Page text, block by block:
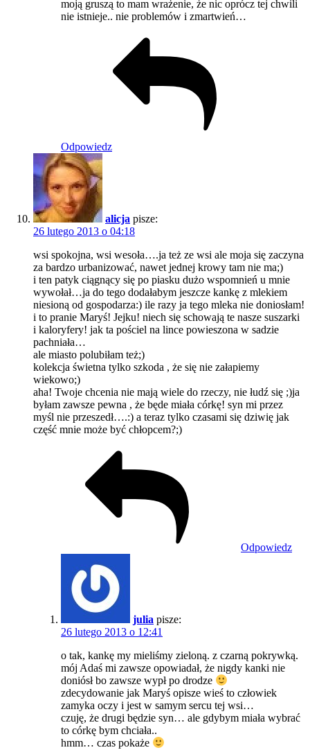
moją gruszą to mam wrażenie, że nic oprócz tej chwili
nie istnieje.. nie problemów i zmartwień…
Odpowiedz
alicja pisze:
26 lutego 2013 o 04:18
wsi spokojna, wsi wesoła….ja też ze wsi ale moja się zaczyna
za bardzo urbanizować, nawet jednej krowy tam nie ma;)
i ten patyk ciągnący się po piasku dużo wspomnień u mnie
wywołał…ja do tego dodałabym jeszcze kankę z mlekiem
niesioną od gospodarza:) ile razy ja tego mleka nie doniosłam!
i to pranie Maryś! Jejku! niech się schowają te nasze suszarki
i kaloryfery! jak ta pościel na lince powieszona w sadzie
pachniała…
ale miasto polubiłam też;)
kolekcja świetna tylko szkoda , że się nie załapiemy
wiekowo;)
aha! Twoje chcenia nie mają wiele do rzeczy, nie łudź się ;)ja
byłam zawsze pewna , że będe miała córkę! syn mi przez
myśl nie przeszedł….:) a teraz tylko czasami się dziwię jak
część mnie może być chłopcem?;)
Odpowiedz
julia pisze:
26 lutego 2013 o 12:41
o tak, kankę my mieliśmy zieloną. z czarną pokrywką.
mój Adaś mi zawsze opowiadał, że nigdy kanki nie
doniósł bo zawsze wypł po drodze
zdecydowanie jak Maryś opisze wieś to człowiek
zamyka oczy i jest w samym sercu tej wsi…
czuję, że drugi będzie syn… ale gdybym miała wybrać
to córkę bym chciała..
hmm… czas pokaże